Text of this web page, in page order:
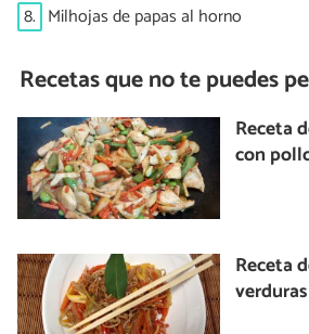
8. Milhojas de papas al horno
Recetas que no te puedes
Receta
con
Receta